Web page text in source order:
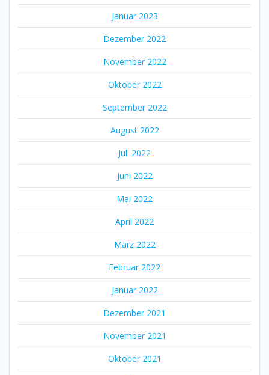
Januar 2023
Dezember 2022
November 2022
Oktober 2022
September 2022
August 2022
Juli 2022
Juni 2022
Mai 2022
April 2022
März 2022
Februar 2022
Januar 2022
Dezember 2021
November 2021
Oktober 2021